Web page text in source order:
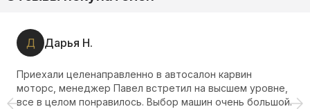
Д Дарья Н.
Приехали целенаправленно в автосалон карвин
моторс, менеджер Павел встретил на высшем уровне,
все в целом понравилось. Выбор машин очень большой.